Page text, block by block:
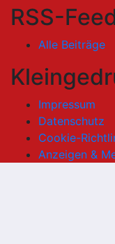
RSS-
Alle Beiträge
Impressum
Datenschutz
Cookie-
Anzeigen &